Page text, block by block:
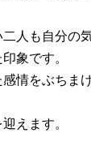
人も自分の
象です。
情をぶちま
えます。